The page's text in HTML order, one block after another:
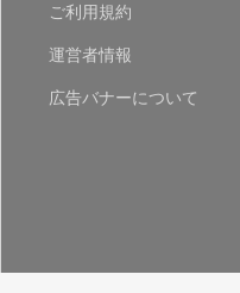
ご利用規約
運営者情報
広告バナーについて